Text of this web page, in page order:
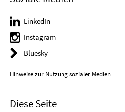
LinkedIn
Instagram
Bluesky
Hinweise zur Nutzung sozialer Medien
Diese Seite